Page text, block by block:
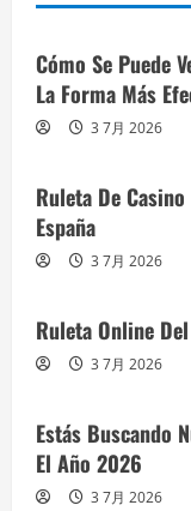
Cómo Se Puede
La Forma Más
3 7月 2026
Ruleta De
España
3 7月 2026
Ruleta Online
3 7月 2026
Estás Buscando
El Año 2026
3 7月 2026